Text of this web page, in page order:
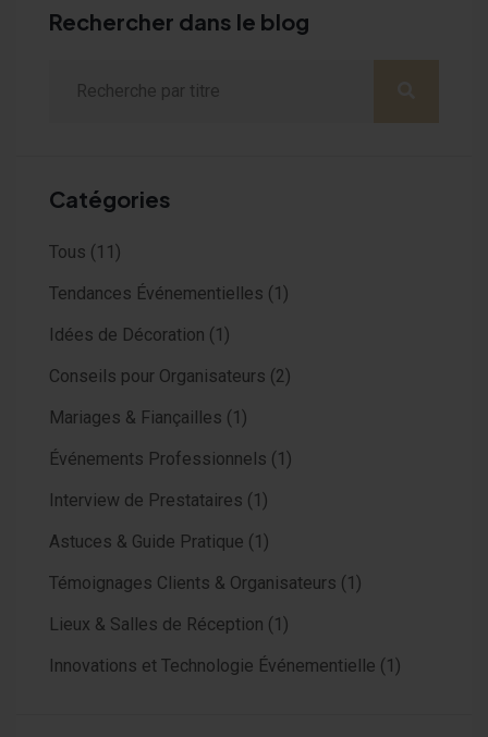
Rechercher dans le blog
Catégories
Tous (11)
Tendances Événementielles (1)
Idées de Décoration (1)
Conseils pour Organisateurs (2)
Mariages & Fiançailles (1)
Événements Professionnels (1)
Interview de Prestataires (1)
Astuces & Guide Pratique (1)
Témoignages Clients & Organisateurs (1)
Lieux & Salles de Réception (1)
Innovations et Technologie Événementielle (1)